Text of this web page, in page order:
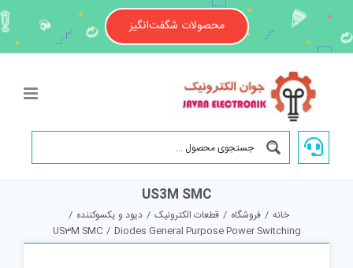
content
محصولات شگفت‌انگیز
US3M SMC
خانه / فروشگاه / قطعات الکترونیک / دیود و یکسوکننده /
Diodes General Purpose Power Switching
/
US3M SMC